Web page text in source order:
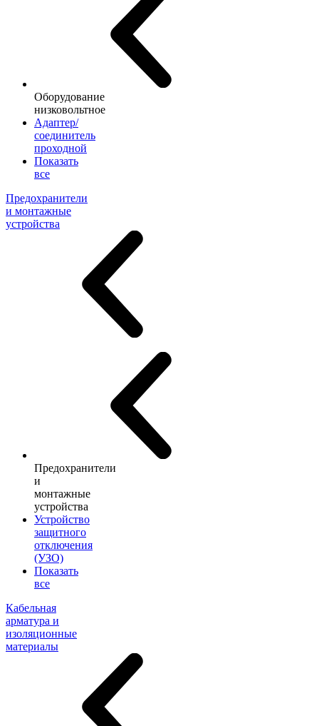
Оборудование
низковольтное
Адаптер/
соединитель
проходной
Показать
все
Предохранители
и монтажные
устройства
Предохранители
и
монтажные
устройства
Устройство
защитного
отключения
(УЗО)
Показать
все
Кабельная
арматура и
изоляционные
материалы